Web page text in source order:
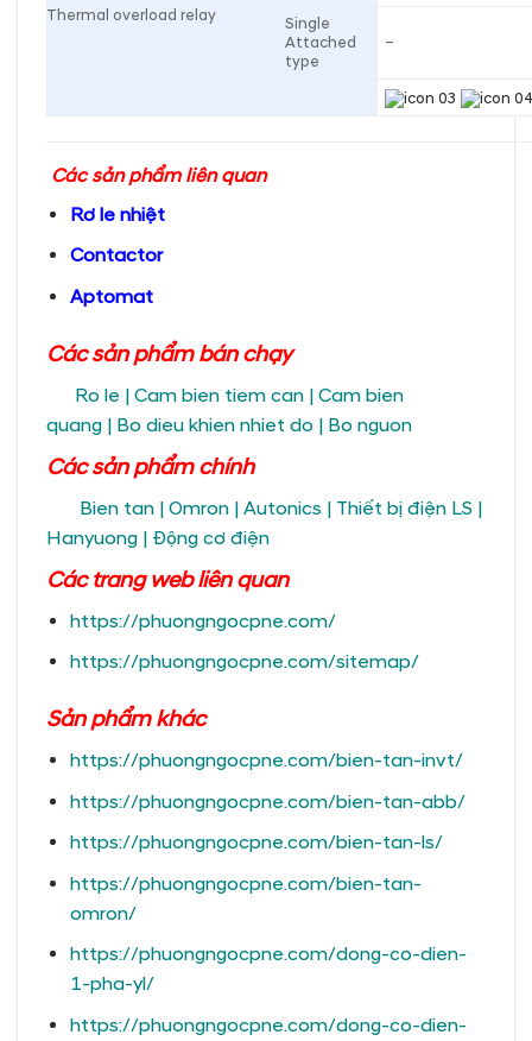
Thermal overload relay
Single
Attached
type
–
Các sản phẩm liên quan
Rơ le nhiệt
Contactor
Aptomat
Các sản phẩm bán chạy
Ro le | Cam bien tiem can | Cam bien
quang | Bo dieu khien nhiet do | Bo nguon
Các sản phẩm chính
Bien tan | Omron | Autonics | Thiết bị điện LS |
Hanyuong | Động cơ điện
Các trangweb liên quan
https://phuongngocpne.com/
https://phuongngocpne.com/sitemap/
Sản phẩm khác
https://phuongngocpne.com/bien-tan-invt/
https://phuongngocpne.com/bien-tan-abb/
https://phuongngocpne.com/bien-tan-ls/
https://phuongngocpne.com/bien-tan-
omron/
https://phuongngocpne.com/dong-co-dien-
1-pha-yl/
https://phuongngocpne.com/dong-co-dien-